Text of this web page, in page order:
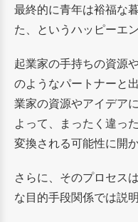
最終的に青年は裕福な
た、というハッピーエ
起業家の手持ちの資源
のようなパートナーと
業家の資源やアイデア
よって、まったく違っ
変換される可能性に開
さらに、そのプロセス
な目的手段関係では説